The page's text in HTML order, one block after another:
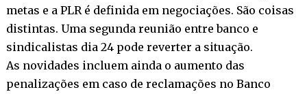
metas e a PLR é definida em negociações. São coisas
distintas. Uma segunda reunião entre banco e
sindicalistas dia 24 pode reverter a situação.
As novidades incluem ainda o aumento das
penalizações em caso de reclamações no Banco